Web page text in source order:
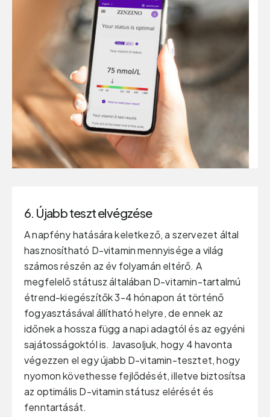
6. Újabb teszt elvégzése
A napfény hatására keletkező, a szervezet által
hasznosítható D-vitamin mennyisége a világ
számos részén az év folyamán eltérő. A
megfelelő státusz általában D-vitamin-tartalmú
étrend-kiegészítők 3-4 hónapon át történő
fogyasztásával állítható helyre, de ennek az
időnek a hossza függ a napi adagtól és az egyéni
sajátosságoktól is. Javasoljuk, hogy 4 havonta
végezzen el egy újabb D-vitamin-tesztet, hogy
nyomon követhesse fejlődését, illetve biztosítsa
az optimális D-vitamin státusz elérését és
fenntartását.